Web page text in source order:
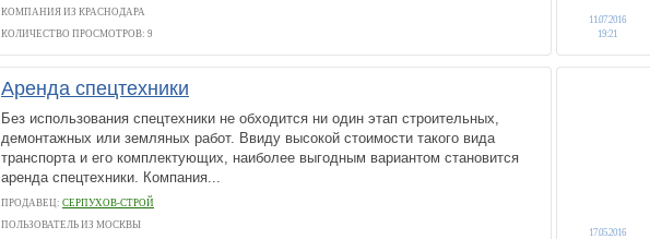
КОМПАНИЯ ИЗ КРАСНОДАРА
КОЛИЧЕСТВО ПРОСМОТРОВ: 9
11.07.2016
19:21
Аренда спецтехники
Без использования спецтехники не обходится ни один этап строительных,
демонтажных или земляных работ. Ввиду высокой стоимости такого вида
транспорта и его комплектующих, наиболее выгодным вариантом становится
аренда спецтехники. Компания...
ПРОДАВЕЦ: СЕРПУХОВ-СТРОЙ
ПОЛЬЗОВАТЕЛЬ ИЗ МОСКВЫ
17.05.2016